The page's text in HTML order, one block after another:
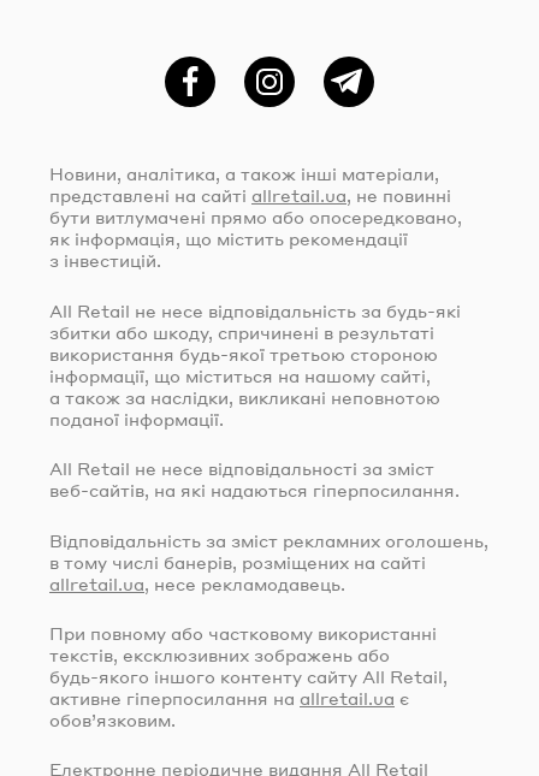
ФейсбукInstagramTelegram
Новини, аналітика, а також інші матеріали,
представлені на сайті allretail.ua, не повинні
бути витлумачені прямо або опосередковано,
як інформація, що містить рекомендації
з інвестицій.
All Retail не несе відповідальність за будь-які
збитки або шкоду, спричинені в результаті
використання будь-якої третьою стороною
інформації, що міститься на нашому сайті,
а також за наслідки, викликані неповнотою
поданої інформації.
All Retail не несе відповідальності за зміст
веб-сайтів, на які надаються гіперпосилання.
Відповідальність за зміст рекламних оголошень,
в тому числі банерів, розміщених на сайті
allretail.ua, несе рекламодавець.
При повному або частковому використанні
текстів, ексклюзивних зображень або
будь-якого іншого контенту сайту All Retail,
активне гіперпосилання на allretail.ua є
обов’язковим.
Електронне періодичне видання All Retail